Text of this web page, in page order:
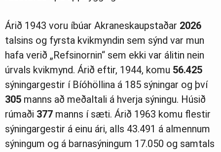
Árið 1943 voru íbúar Akraneskaupstaðar 2026
talsins og fyrsta kvikmyndin sem sýnd var mun
hafa verið „Refsinornin“ sem ekki var álitin nein
úrvals kvikmynd. Árið eftir, 1944, komu 56.425
sýningargestir í Bíóhöllina á 185 sýningar og því
305 manns að meðaltali á hverja sýningu. Húsið
rúmaði 377 manns í sæti. Árið 1963 komu flestir
sýningargestir á einu ári, alls 43.491 á almennum
sýningum og á barnasýningum 17.050 og samtals